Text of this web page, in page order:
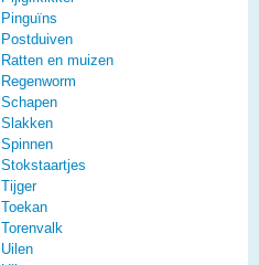
Pinguïns
Postduiven
Ratten en muizen
Regenworm
Schapen
Slakken
Spinnen
Stokstaartjes
Tijger
Toekan
Torenvalk
Uilen